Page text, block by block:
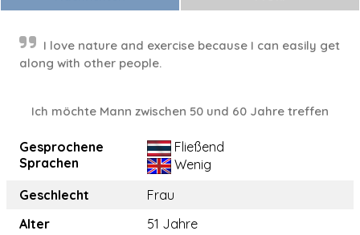
I love nature and exercise because I can easily get
along with other people.
Ich möchte Mann zwischen 50 und 60 Jahre treffen
Gesprochene
Sprachen
Fließend
Wenig
Geschlecht
Frau
Alter
51 Jahre